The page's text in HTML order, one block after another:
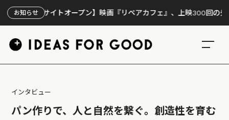
お知らせ
イトオープン】映画『リペアカフェ』、上映300回の先で見えてきた
インタビュー
パン作りで、人と自然を繋ぐ。創造性を育む